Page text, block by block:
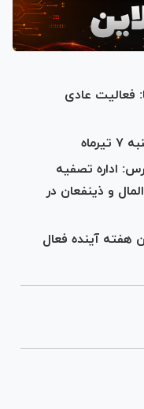
فعالیت عادی
اداره تصفیه
و ذینفعان در
هفته آینده فعال